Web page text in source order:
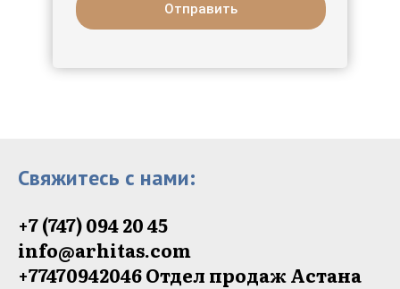
Отправить
Свяжитесь с нами:
+7 (747) 094 20 45
info@arhitas.com
+77470942046‬ Отдел продаж Астана